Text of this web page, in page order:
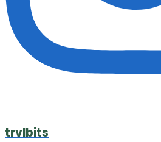
trvlbits